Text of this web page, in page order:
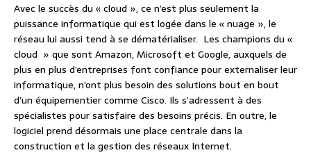
Avec le succès du « cloud », ce n’est plus seulement la
puissance informatique qui est logée dans le « nuage », le
réseau lui aussi tend à se dématérialiser. Les champions du «
cloud » que sont Amazon, Microsoft et Google, auxquels de
plus en plus d’entreprises font confiance pour externaliser leur
informatique, n’ont plus besoin des solutions bout en bout
d’un équipementier comme Cisco. Ils s’adressent à des
spécialistes pour satisfaire des besoins précis. En outre, le
logiciel prend désormais une place centrale dans la
construction et la gestion des réseaux Internet.